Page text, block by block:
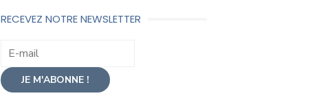
RECEVEZ NOTRE NEWSLETTER